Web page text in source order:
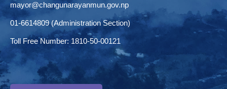
mayor@changunarayanmun.gov.np
01-6614809 (Administration Section)
Toll Free Number: 1810-50-00121